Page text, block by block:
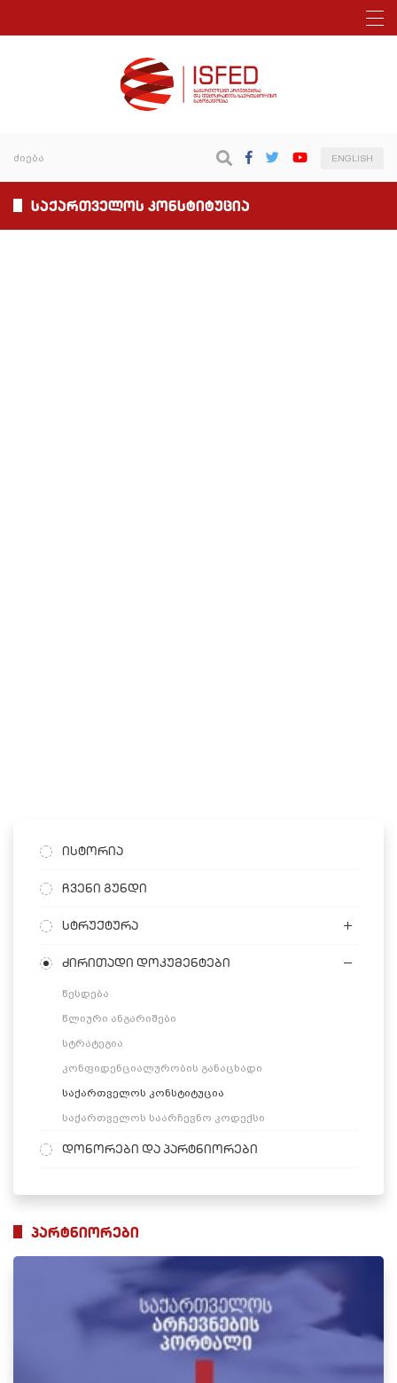
ENGLISH
საქართველოს კონსტიტუცია
ისტორია
ჩვენი გუნდი
სტრუქტურა
ძირითადი დოკუმენტები
წესდება
წლიური ანგარიშები
სტრატეგია
კონფიდენციალურობის განაცხადი
საქართველოს კონსტიტუცია
საქართველოს საარჩევნო კოდექსი
დონორები და პარტნიორები
პარტნიორები